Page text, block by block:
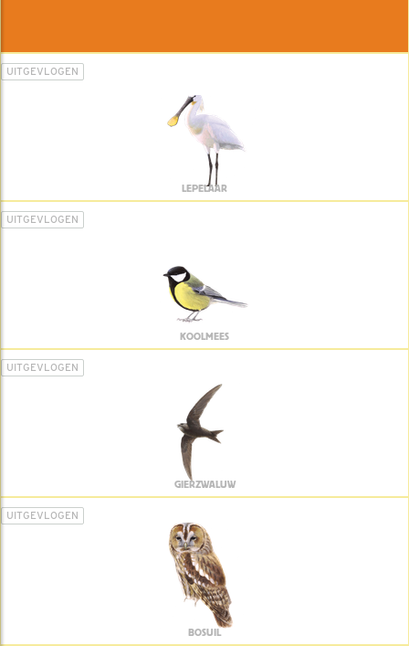
UITGEVLOGEN
LEPELAAR
UITGEVLOGEN
KOOLMEES
UITGEVLOGEN
GIERZWALUW
UITGEVLOGEN
BOSUIL